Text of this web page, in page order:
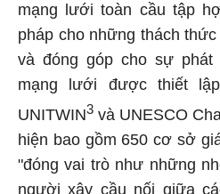
mạng lưới toàn cầu tập
pháp cho những thách
và đóng góp cho sự
mạng lưới được thiết
UNITWIN3 và UNESCO
hiện bao gồm 650 cơ sở
"đóng vai trò như những
người xây cầu nối giữa